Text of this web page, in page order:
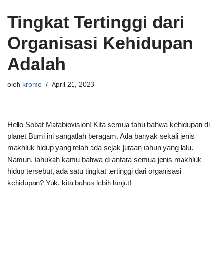
Tingkat Tertinggi dari
Organisasi Kehidupan
Adalah
oleh kromo April 21, 2023
Hello Sobat Matabiovision! Kita semua tahu bahwa kehidupan di
planet Bumi ini sangatlah beragam. Ada banyak sekali jenis
makhluk hidup yang telah ada sejak jutaan tahun yang lalu.
Namun, tahukah kamu bahwa di antara semua jenis makhluk
hidup tersebut, ada satu tingkat tertinggi dari organisasi
kehidupan? Yuk, kita bahas lebih lanjut!